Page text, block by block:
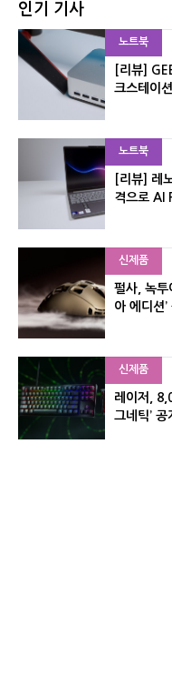
인기 기사
노트북
[리뷰]
크스테이
노트북
[리뷰] 레
격으로 AI
신제품
펄사, 녹투
아 에디션’
신제품
레이저,
그네틱’ 공